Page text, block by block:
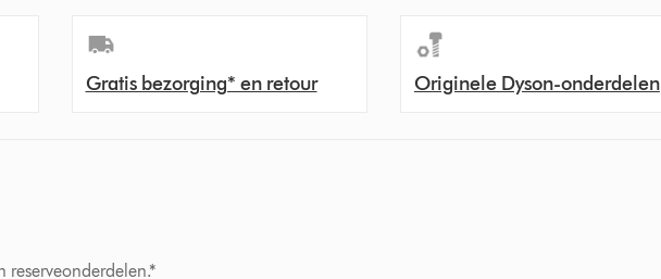
Gratis bezorging* en retour Originele Dyson-onderdelen
reserveonderdelen.*